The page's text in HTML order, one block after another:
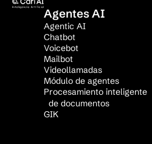
Agentes AI
Agentic AI
Chatbot
Voicebot
Mailbot
Videollamadas
Módulo de agentes
Procesamiento inteligente
de documentos
GIK